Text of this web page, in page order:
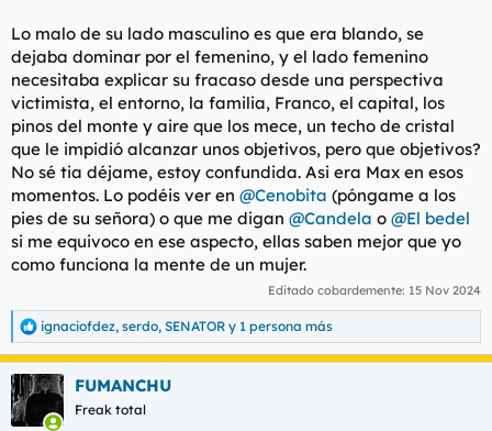
Lo malo de su lado masculino es que era blando, se
dejaba dominar por el femenino, y el lado femenino
necesitaba explicar su fracaso desde una perspectiva
victimista, el entorno, la familia, Franco, el capital, los
pinos del monte y aire que los mece, un techo de cristal
que le impidió alcanzar unos objetivos, pero que objetivos?
No sé tia déjame, estoy confundida. Asi era Max en esos
momentos. Lo podéis ver en @Cenobita (póngame a los
pies de su señora) o que me digan @Candela o @El bedel
si me equivoco en ese aspecto, ellas saben mejor que yo
como funciona la mente de un mujer.
Editado cobardemente: 15 Nov 2024
R
e
a
c
c
i
ignaciofdez, serdo, SENATOR y 1 persona más
FUMANCHU
Freak total